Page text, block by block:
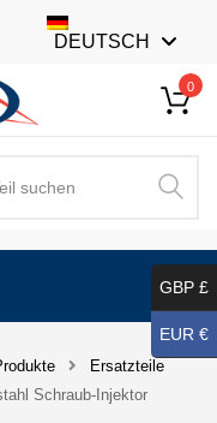
DEUTSCH
0
Ersatzteile
Schraub-Injektor
GBP £
EUR €